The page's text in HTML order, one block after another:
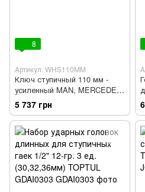
8
Артикул: WHS110MM
Ключ ступичный 110 мм -
усиленный MAN, MERCEDES
(ХЗСО) WHS110MM
5 737 грн